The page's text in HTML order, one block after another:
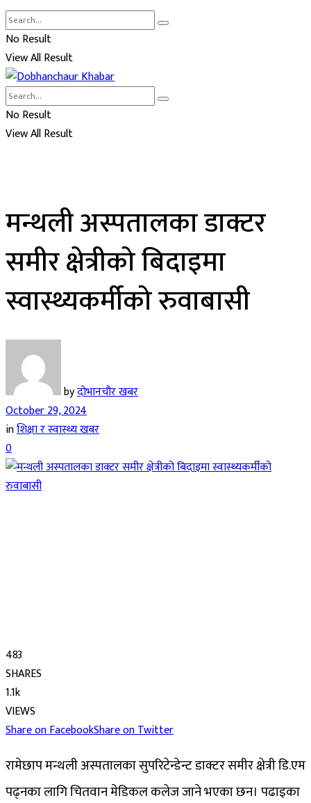
No Result
View All Result
No Result
View All Result
मन्थली अस्पतालका डाक्टर
समीर क्षेत्रीको बिदाइमा
स्वास्थ्यकर्मीको रुवाबासी
byदोभानचौर खबर
October 29, 2024
inशिक्षा र स्वास्थ्य खबर
0
483
SHARES
1.1k
VIEWS
Share on FacebookShare on Twitter
रामेछाप मन्थली अस्पतालका सुपरिटेन्डेन्ट डाक्टर समीर क्षेत्री डि.एम
पढ्नका लागि चितवान मेडिकल कलेज जाने भएका छन। पढाइका